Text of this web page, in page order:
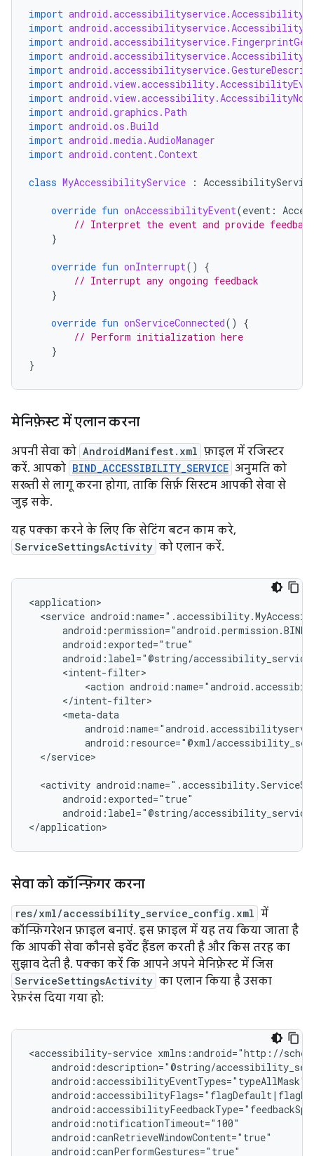
import
import
import
import
import
import
import
import android.graphics.Path
import android.os.Build
import android.media.AudioManager
import android.content.Context
class MyAccessibilityService :
override fun onAccessibilityEvent(event :
// Interpret the event and provide
}
override fun onInterrupt()
{
// Interrupt any ongoing feedback
}
override fun onServiceConnected()
{
// Perform initialization here
}
}
मेनिफ़ेस्ट में एलान करना
अपनी सेवा को AndroidManifest.xml फ़ाइल में रजिस्टर
करें. आपको BIND_ACCESSIBILITY_SERVICE अनुमति को
सख्ती से लागू करना होगा, ताकि सिर्फ़ सिस्टम आपकी सेवा से
जुड़ सके.
यह पक्का करने के लिए कि सेटिंग बटन काम करे,
ServiceSettingsActivity को एलान करें.
<service
<action
android:resource="@xml/
</service>
<activity
android:label="@string/
</application>
सेवा को कॉन्फ़िगर करना
res/xml/accessibility_service_config.xml में
कॉन्फ़िगरेशन फ़ाइल बनाएं. इस फ़ाइल में यह तय किया जाता है
कि आपकी सेवा कौनसे इवेंट हैंडल करती है और किस तरह का
सुझाव देती है. पक्का करें कि आपने अपने मेनिफ़ेस्ट में जिस
ServiceSettingsActivity का एलान किया है उसका
रेफ़रंस दिया गया हो:
<accessibility-service